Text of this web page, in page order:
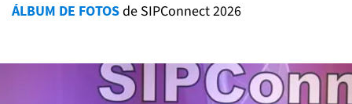
ÁLBUM DE FOTOSde SIPConnect 2026